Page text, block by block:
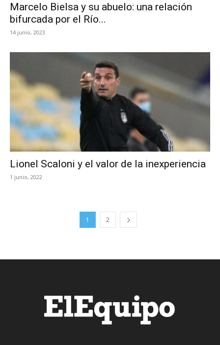
Marcelo Bielsa y su abuelo: una relación
bifurcada por el Río...
14 junio, 2023
Lionel Scaloni y el valor de la inexperiencia
1 junio, 2022
1 2